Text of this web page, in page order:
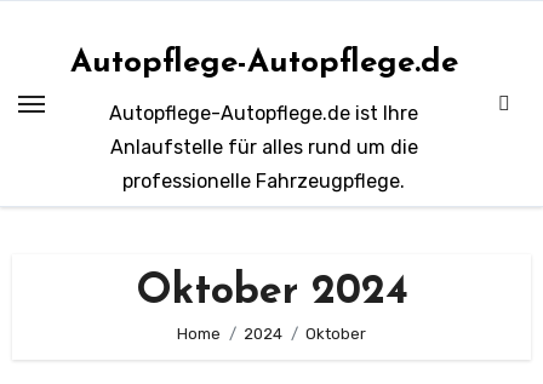
Autopflege-Autopflege.de
Autopflege-Autopflege.de ist Ihre
Anlaufstelle für alles rund um die
professionelle Fahrzeugpflege.
Oktober 2024
Home 2024 Oktober